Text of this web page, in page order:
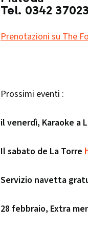
Tel. 0342
Prenotazioni su The
Prossimi eventi :
il venerdì, Karaoke a
Il sabato de La Torre
Servizio navetta
28 febbraio, Extra